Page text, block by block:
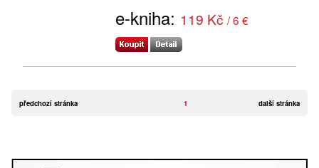
e-kniha: 119 Kč / 6 €
další stránka
předchozí stránka 1